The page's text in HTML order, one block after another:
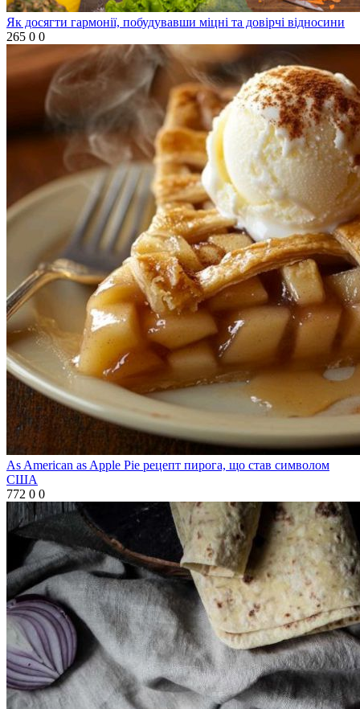
Як досягти гармонії, побудувавши міцні та довірчі відносини
265 0 0
As American as Apple Pie рецепт пирога, що став символом
США
772 0 0